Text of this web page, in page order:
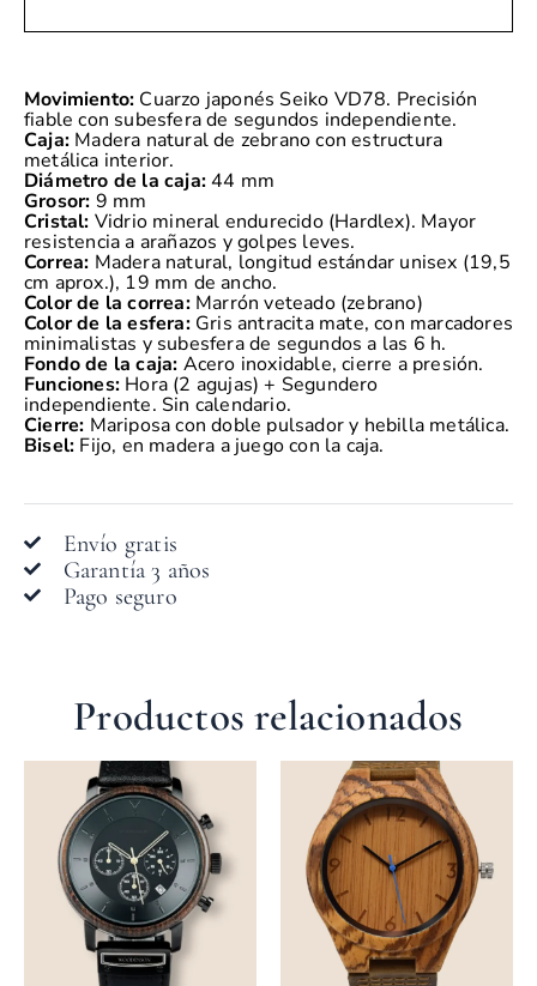
Movimiento: Cuarzo japonés Seiko VD78. Precisión
fiable con subesfera de segundos independiente.
Caja: Madera natural de zebrano con estructura
metálica interior.
Diámetro de la caja:44 mm
Grosor: 9 mm
Cristal: Vidrio mineral endurecido (Hardlex). Mayor
resistencia a arañazos y golpes leves.
Correa: Madera natural, longitud estándar unisex (19,5
cm aprox.), 19 mm de ancho.
Color de la correa:Marrón veteado (zebrano)
Color de la esfera:Gris antracita mate, con marcadores
minimalistas y subesfera de segundos a las 6 h.
Fondo de la caja: Acero inoxidable, cierre a presión.
Funciones: Hora (2 agujas) + Segundero
independiente. Sin calendario.
Cierre: Mariposa con doble pulsador y hebilla metálica.
Bisel: Fijo, en madera a juego con la caja.
Envío gratis
Garantía 3 años
Pago seguro
Productos relacionados